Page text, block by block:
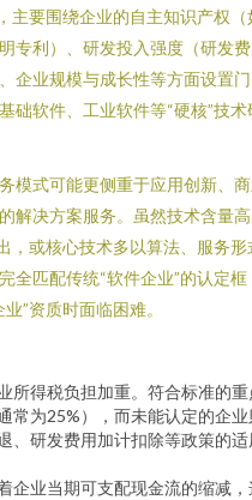
主要围绕企业的自主知识产权（
专利）、研发投入强度（研发
企业规模与成长性等方面设置门
础软件、工业软件等“硬核”技术
模式可能更侧重于应用创新、
解决方案服务。虽然技术含量
，或核心技术多以算法、服务形
全匹配传统“软件企业”的认定框
”资质时面临困难。
所得税负担加重。符合标准的重
常为25%），而未能认定的企业
、研发费用加计扣除等政策的适
企业当期可支配现金流的缩减，